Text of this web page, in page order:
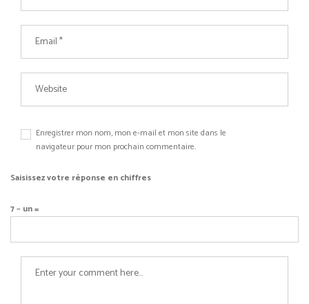
Enregistrer mon nom, mon e-mail et mon site dans le
navigateur pour mon prochain commentaire.
Saisissez votre réponse en chiffres
7 − un =